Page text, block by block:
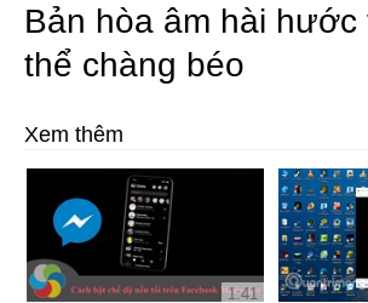
Bản hòa âm hài hước
thể chàng béo
Xem thêm
1:41